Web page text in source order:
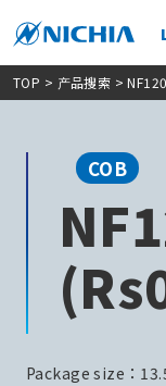
TOP > 产品搜索 >
COB
Package size：